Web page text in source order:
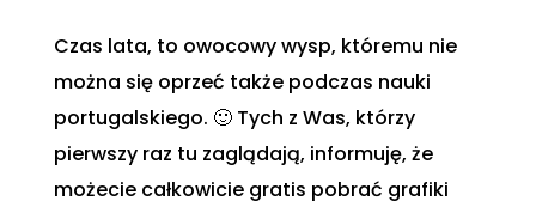
Czas lata, to owocowy wysp, któremu nie
można się oprzeć także podczas nauki
portugalskiego. 🙂 Tych z Was, którzy
pierwszy raz tu zaglądają, informuję, że
możecie całkowicie gratis pobrać grafiki